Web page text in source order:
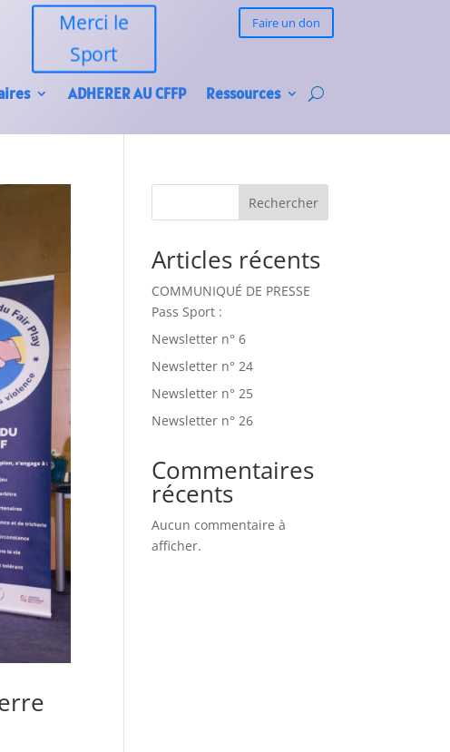
Merci le
Sport
Faire un don
ADHERER AU CFFP Ressources
Rechercher
Articles récents
COMMUNIQUÉ DE PRESSE
Pass Sport :
Newsletter n° 6
Newsletter n° 24
Newsletter n° 25
Newsletter n° 26
Commentaires
récents
Aucun commentaire à
afficher.